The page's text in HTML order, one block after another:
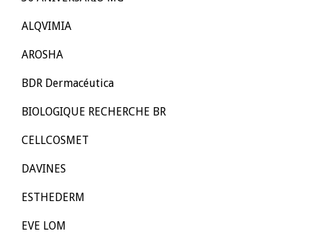
ALQVIMIA
AROSHA
BDR Dermacéutica
BIOLOGIQUE RECHERCHE BR
CELLCOSMET
DAVINES
ESTHEDERM
EVE LOM